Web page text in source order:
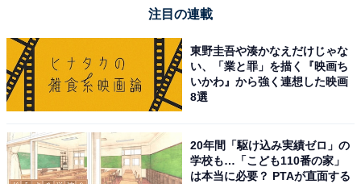
注目の連載
東野圭吾や湊かなえだけじゃな
い、「業と罪」を描く『映画ち
いかわ』から強く連想した映画
8選
20年間「駆け込み実績ゼロ」の
学校も…「こども110番の家」
は本当に必要？ PTAが直面する